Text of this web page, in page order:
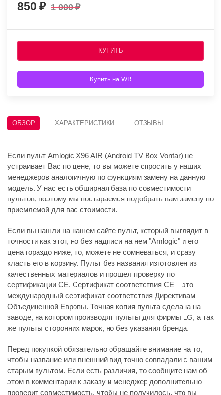
850 1 000
КУПИТЬ
Купить на WB
ОБЗОР ХАРАКТЕРИСТИКИ ОТЗЫВЫ
Если пульт Amlogic X96 AIR (Android TV Box Vontar) не
устраивает Вас по цене, то вы можете спросить у наших
менеджеров аналогичную по функциям замену на данную
модель. У нас есть обширная база по совместимости
пультов, поэтому мы постараемся подобрать вам замену по
приемлемой для вас стоимости.
Если вы нашли на нашем сайте пульт, который выглядит в
точности как этот, но без надписи на нем "Amlogic" и его
цена гораздо ниже, то, можете не сомневаться, и сразу
класть его в корзину. Пульт без названия изготовлен из
качественных материалов и прошел проверку по
сертификации CE. Сертификат соответствия СЕ – это
международный сертификат соответствия Директивам
Объединенной Европы. Точная копия пульта сделана на
заводе, на котором производят пульты для фирмы LG, а так
же пульты сторонних марок, но без указания бренда.
Перед покупкой обязательно обращайте внимание на то,
чтобы название или внешний вид точно совпадали с вашим
старым пультом. Если есть различия, то сообщите нам об
этом в комментарии к заказу и менеджер дополнительно
проверит совместимость, чтобы не получилось, что вы